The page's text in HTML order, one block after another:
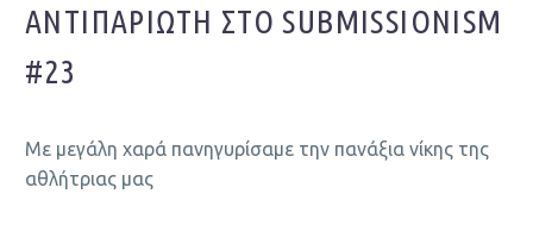
ΑΝΤΙΠΑΡΙΏΤΗ ΣΤΟ SUBMISSIONISM
#23
Με μεγάλη χαρά πανηγυρίσαμε την πανάξια νίκης της
αθλήτριας μας